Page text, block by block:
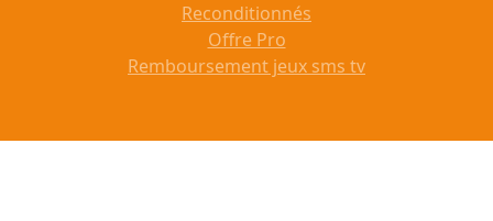
Reconditionnés
Offre Pro
Remboursement jeux sms tv